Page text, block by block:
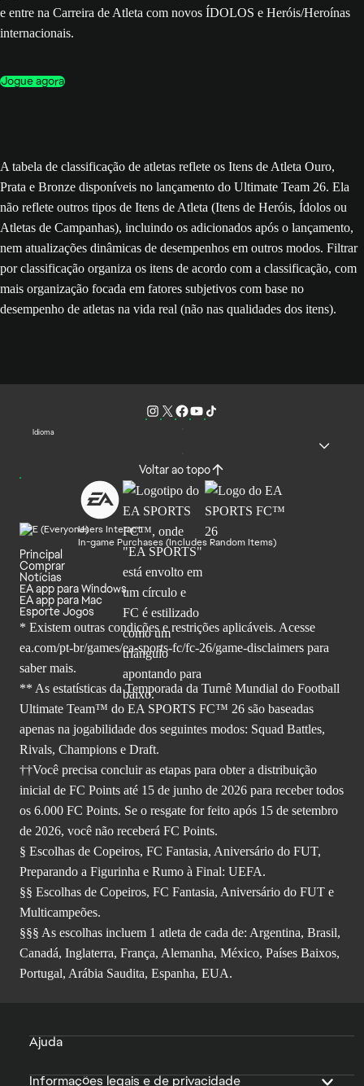
e entre na Carreira de Atleta com novos ÍDOLOS e Heróis/Heroínas
internacionais.
Jogue agora
A tabela de classificação de atletas reflete os Itens de Atleta Ouro,
Prata e Bronze disponíveis no lançamento do Ultimate Team 26. Ela
não reflete outros tipos de Itens de Atleta (Itens de Heróis, Ídolos ou
Atletas de Campanhas), incluindo os adicionados após o lançamento,
nem atualizações dinâmicas de desempenhos em outros modos. Filtrar
por classificação organiza os itens de acordo com a classificação, com
mais organização focada em fatores subjetivos com base no
desempenho de atletas na vida real (não nas qualidades dos itens).
Idioma
Voltar ao topo
Users Interact
In-game Purchases (Includes Random Items)
Principal
Comprar
Notícias
EA app para Windows
EA app para Mac
Esporte Jogos
* Existem outras condições e restrições aplicáveis. Acesse
ea.com/pt-br/games/ea-sports-fc/fc-26/game-disclaimers para
saber mais.
** As estatísticas da Temporada da Turnê Mundial do Football
Ultimate Team™ do EA SPORTS FC™ 26 são baseadas
apenas na jogabilidade dos seguintes modos: Squad Battles,
Rivals, Champions e Draft.
††Você precisa concluir as etapas para obter a distribuição
inicial de FC Points até 15 de junho de 2026 para receber todos
os 6.000 FC Points. Se o resgate for feito após 15 de setembro
de 2026, você não receberá FC Points.
§ Escolhas de Copeiros, FC Fantasia, Aniversário do FUT,
Preparando a Figurinha e Rumo à Final: UEFA.
§§ Escolhas de Copeiros, FC Fantasia, Aniversário do FUT e
Multicampeões.
§§§ As escolhas incluem 1 atleta de cada de: Argentina, Brasil,
Canadá, Inglaterra, França, Alemanha, México, Países Baixos,
Portugal, Arábia Saudita, Espanha, EUA.
Ajuda
Informações legais e de privacidade